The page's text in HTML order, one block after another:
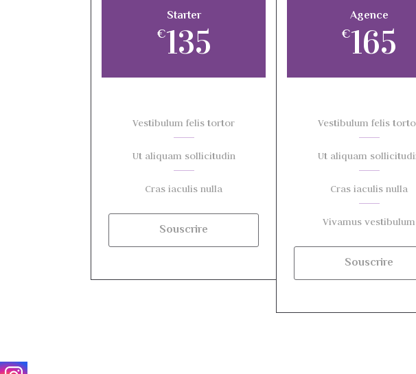
Starter
€135
Vestibulum felis tortor
Ut aliquam sollicitudin
Cras iaculis nulla
Souscrire
Agence
€165
Vestibulum felis
Ut aliquam
Cras iaculis nulla
Vivamus vestibulum
Souscrire